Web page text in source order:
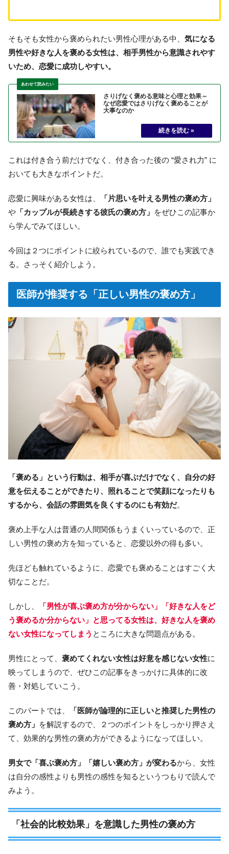
そもそも女性から褒められたい男性心理がある中、 気になる
男性や好きな人を褒める女性は、相手男性から意識されやす
いため、恋愛に成功しやすい。
さりげなく褒める意味と心理と効果～
なぜ恋愛ではさりげなく褒めることが
大事なのか
これは付き合う前だけでなく、付き合った後の “愛され力” に
おいても大きなポイントだ。
恋愛に興味がある女性は、
「片思いを叶える男性の褒め方」
や 「カップルが長続きする彼氏の褒め方」 をぜひこの記事か
ら学んでみてほしい。
今回は２つにポイントに絞られているので、誰でも実践でき
る。さっそく紹介しよう。
医師が推奨する「正しい男性の褒め方」
「褒める」という行動は、相手が喜ぶだけでなく、自分の好
意を伝えることができたり、照れることで笑顔になったりも
するから、会話の雰囲気を良くするのにも有効だ。
褒め上手な人は普通の人間関係もうまくいっているので、正
しい男性の褒め方を知っていると、恋愛以外の得も多い。
先ほども触れているように、恋愛でも褒めることはすごく大
切なことだ。
しかし、 「男性が喜ぶ褒め方が分からない」
「好きな人をど
う褒めるか分からない」と思ってる女性は、好きな人を褒め
ない女性になってしまう ところに大きな問題点がある。
男性にとって、 褒めてくれない女性は好意を感じない女性に
映ってしまうので、ぜひこの記事をきっかけに具体的に改
善・対処していこう。
このパートでは、
「医師が論理的に正しいと推奨した男性の
褒め方」 を解説するので、２つのポイントをしっかり押さえ
て、効果的な男性の褒め方ができるようになってほしい。
男女で「喜ぶ褒め方」「嬉しい褒め方」 が変わるから、女性
は自分の感性よりも男性の感性を知るというつもりで読んで
みよう。
「社会的比較効果」を意識した男性の褒め方